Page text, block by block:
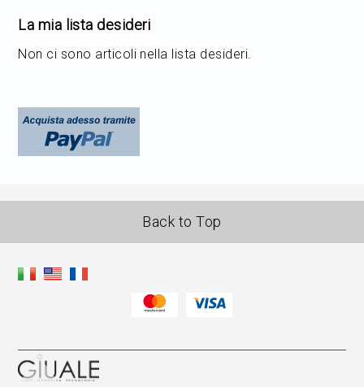
La mia lista desideri
Non ci sono articoli nella lista desideri.
Back to Top